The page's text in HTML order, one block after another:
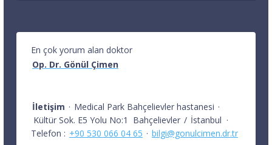
En çok yorum alan doktor
Op. Dr. Gönül Çimen
İletişim · Medical Park Bahçelievler hastanesi ·
Kültür Sok. E5 Yolu No:1
Bahçelievler / İstanbul ·
Telefon : +90 530 066 04 65 · bilgi@gonulcimen.dr.tr